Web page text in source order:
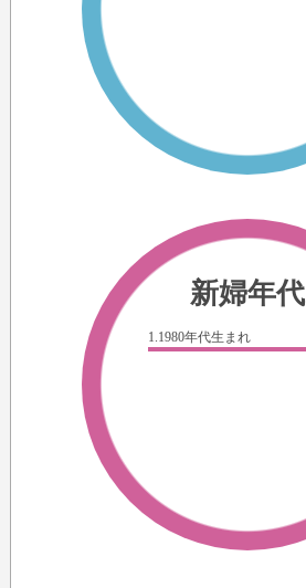
新婦年代
1.1980年代生まれ